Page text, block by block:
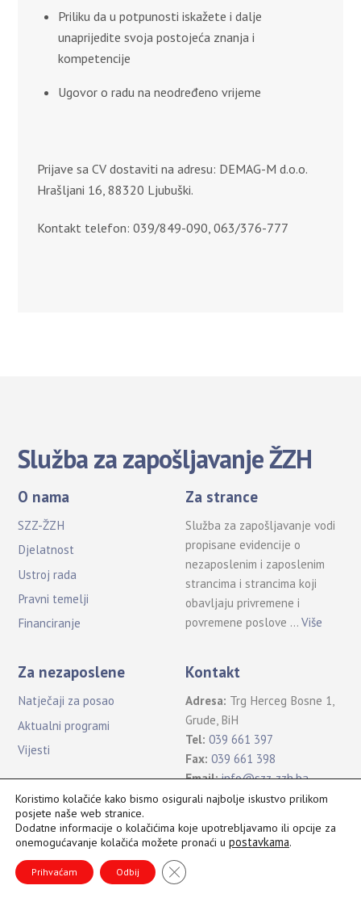
Priliku da u potpunosti iskažete i dalje
unaprijedite svoja postojeća znanja i
kompetencije
Ugovor o radu na neodređeno vrijeme
Prijave sa CV dostaviti na adresu: DEMAG-M d.o.o.
Hrašljani 16, 88320 Ljubuški.
Kontakt telefon: 039/849-090, 063/376-777
Služba za zapošljavanje ŽZH
O nama
SZZ-ŽZH
Djelatnost
Ustroj rada
Pravni temelji
Financiranje
Za strance
Služba za zapošljavanje vodi
propisane evidencije o
nezaposlenim i zaposlenim
strancima i strancima koji
obavljaju privremene i
povremene poslove …Više
Za nezaposlene
Natječaji za posao
Aktualni programi
Vijesti
Kontakt
Adresa: Trg Herceg Bosne 1,
Grude, BiH
Tel: 039 661 397
Fax: 039 661 398
Email: info@szz-zzh.ba
Sva prava pridržana Služba za zapošljavanje ŽZH ©2021
Koristimo kolačiće kako bismo osigurali najbolje iskustvo prilikom
posjete naše web stranice.
Dodatne informacije o kolačićima koje upotrebljavamo ili opcije za
onemogućavanje kolačića možete pronaći u postavkama.
Prihvaćam Odbij CLOSE GDPR COOKIE BANNER